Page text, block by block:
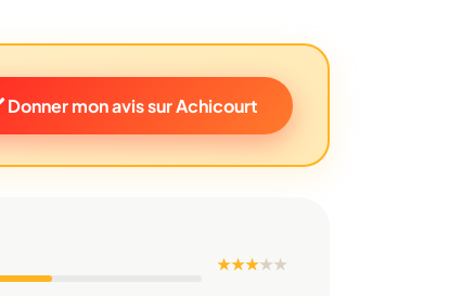
Donner mon avis sur Achicourt
★ ★ ★★★